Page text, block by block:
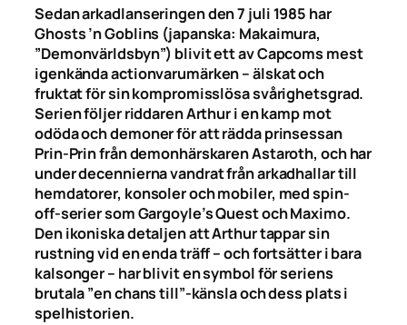
Sedan arkadlanseringen den 7 juli 1985 har
Ghosts ’n Goblins (japanska: Makaimura,
”Demonvärldsbyn”) blivit ett av Capcoms mest
igenkända actionvarumärken – älskat och
fruktat för sin kompromisslösa svårighetsgrad.
Serien följer riddaren Arthur i en kamp mot
odöda och demoner för att rädda prinsessan
Prin-Prin från demonhärskaren Astaroth, och har
under decennierna vandrat från arkadhallar till
hemdatorer, konsoler och mobiler, med spin-
off-serier som Gargoyle’s Quest och Maximo.
Den ikoniska detaljen att Arthur tappar sin
rustning vid en enda träff – och fortsätter i bara
kalsonger – har blivit en symbol för seriens
brutala ”en chans till”-känsla och dess plats i
spelhistorien.